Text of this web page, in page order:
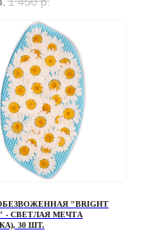
"BRIGHT
- СВЕТЛАЯ МЕЧТА
30 ШТ.
мы